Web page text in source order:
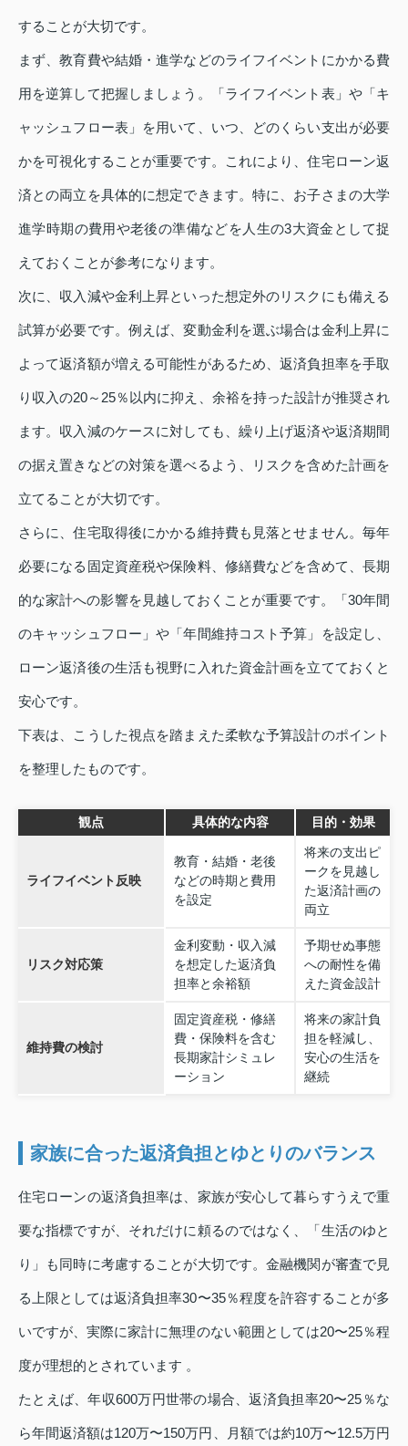
することが大切です。
まず、教育費や結婚・進学などのライフイベントにかかる費
用を逆算して把握しましょう。「ライフイベント表」や「キ
ャッシュフロー表」を用いて、いつ、どのくらい支出が必要
かを可視化することが重要です。これにより、住宅ローン返
済との両立を具体的に想定できます。特に、お子さまの大学
進学時期の費用や老後の準備などを人生の3大資金として捉
えておくことが参考になります。
次に、収入減や金利上昇といった想定外のリスクにも備える
試算が必要です。例えば、変動金利を選ぶ場合は金利上昇に
よって返済額が増える可能性があるため、返済負担率を手取
り収入の20～25％以内に抑え、余裕を持った設計が推奨され
ます。収入減のケースに対しても、繰り上げ返済や返済期間
の据え置きなどの対策を選べるよう、リスクを含めた計画を
立てることが大切です。
さらに、住宅取得後にかかる維持費も見落とせません。毎年
必要になる固定資産税や保険料、修繕費などを含めて、長期
的な家計への影響を見越しておくことが重要です。「30年間
のキャッシュフロー」や「年間維持コスト予算」を設定し、
ローン返済後の生活も視野に入れた資金計画を立てておくと
安心です。
下表は、こうした視点を踏まえた柔軟な予算設計のポイント
を整理したものです。
観点 具体的な内容 目的・効果
ライフイベント反映
教育・結婚・老後
などの時期と費用
を設定
将来の支出ピ
ークを見越し
た返済計画の
両立
リスク対応策
金利変動・収入減
を想定した返済負
担率と余裕額
予期せぬ事態
への耐性を備
えた資金設計
維持費の検討
固定資産税・修繕
費・保険料を含む
長期家計シミュレ
ーション
将来の家計負
担を軽減し、
安心の生活を
継続
家族に合った返済負担とゆとりのバランス
住宅ローンの返済負担率は、家族が安心して暮らすうえで重
要な指標ですが、それだけに頼るのではなく、「生活のゆと
り」も同時に考慮することが大切です。金融機関が審査で見
る上限としては返済負担率30〜35％程度を許容することが多
いですが、実際に家計に無理のない範囲としては20〜25％程
度が理想的とされています 。
たとえば、年収600万円世帯の場合、返済負担率20〜25％な
ら年間返済額は120万〜150万円、月額では約10万〜12.5万円